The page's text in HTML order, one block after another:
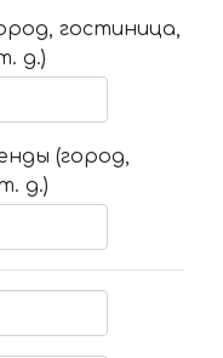
гостиница,
д.)
(город,
д.)